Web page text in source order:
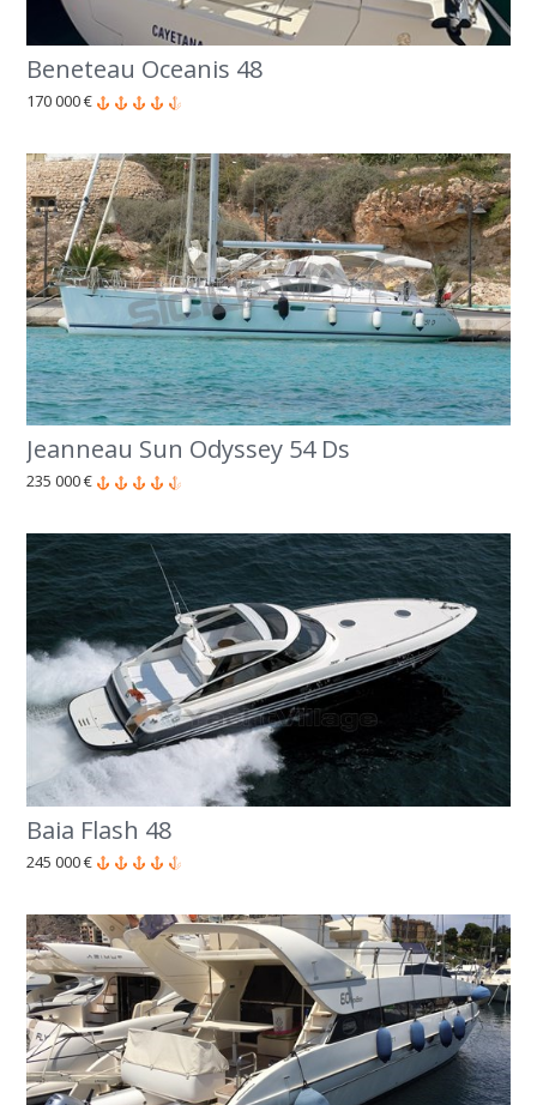
Beneteau Oceanis 48
170 000 €
Jeanneau Sun Odyssey 54 Ds
235 000 €
Baia Flash 48
245 000 €